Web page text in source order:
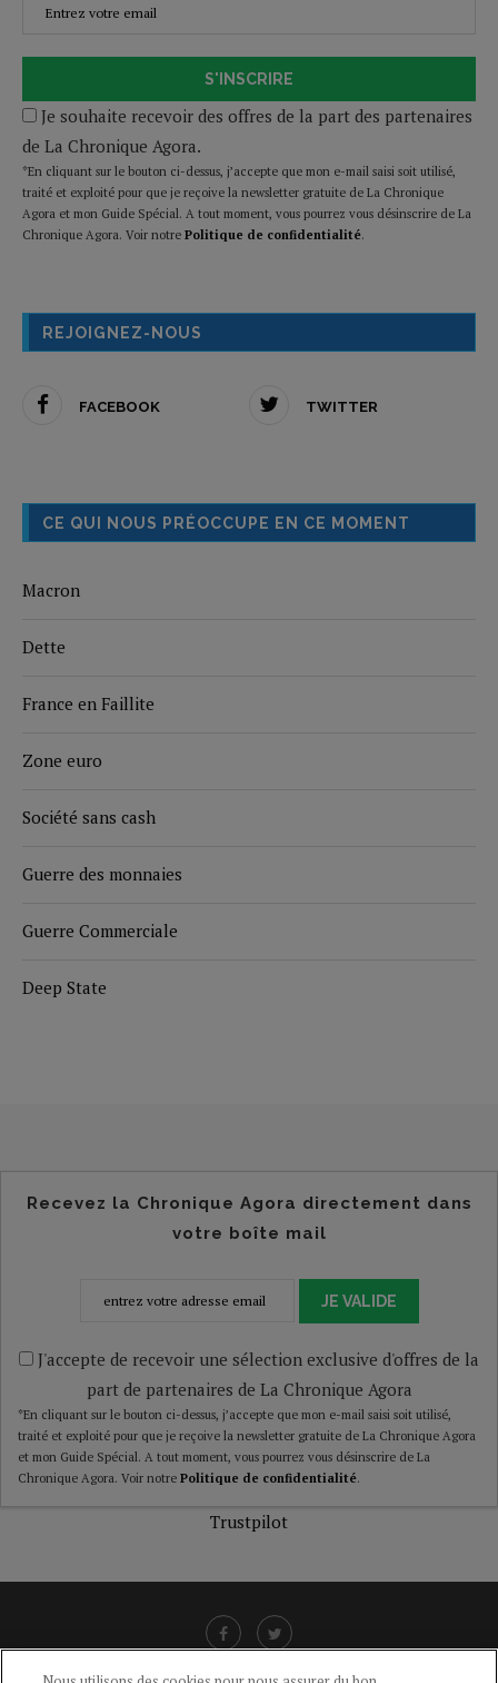
S'INSCRIRE
Je souhaite recevoir des offres de la part des partenaires
de La Chronique Agora.
*En cliquant sur le bouton ci-dessus, j’accepte que mon e-mail saisi soit utilisé,
traité et exploité pour que je reçoive la newsletter gratuite de La Chronique
Agora et mon Guide Spécial. A tout moment, vous pourrez vous désinscrire de La
Chronique Agora. Voir notre Politique de confidentialité.
REJOIGNEZ-NOUS
FACEBOOK TWITTER
CE QUI NOUS PRÉOCCUPE EN CE MOMENT
Macron
Dette
France en Faillite
Zone euro
Société sans cash
Guerre des monnaies
Guerre Commerciale
Deep State
Recevez la Chronique Agora directement dans
votre boîte mail
JE VALIDE
J'accepte de recevoir une sélection exclusive d'offres de la
part de partenaires de La Chronique Agora
*En cliquant sur le bouton ci-dessus, j’accepte que mon e-mail saisi soit utilisé,
traité et exploité pour que je reçoive la newsletter gratuite de La Chronique Agora
et mon Guide Spécial. A tout moment, vous pourrez vous désinscrire de La
Chronique Agora. Voir notre Politique de confidentialité.
Trustpilot